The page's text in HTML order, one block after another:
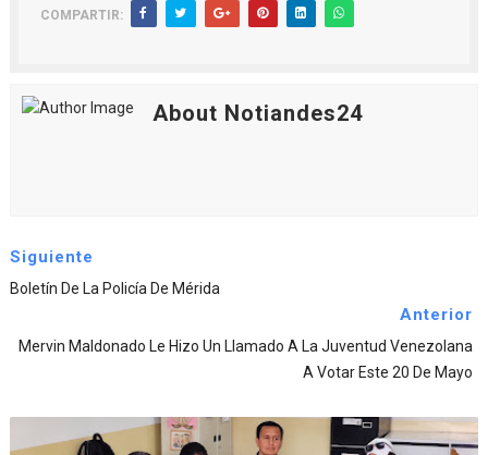
COMPARTIR:
About Notiandes24
Siguiente
Boletín De La Policía De Mérida
Anterior
Mervin Maldonado Le Hizo Un Llamado A La Juventud Venezolana
A Votar Este 20 De Mayo